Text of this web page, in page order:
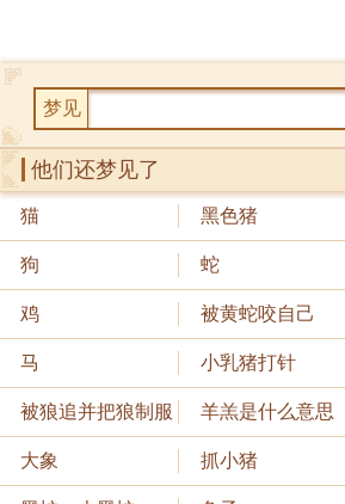
梦见
他们还梦见了
猫 黑色猪
狗 蛇
鸡 被黄蛇咬自己
马 小乳猪打针
被狼追并把狼制服 羊羔是什么意思
大象 抓小猪